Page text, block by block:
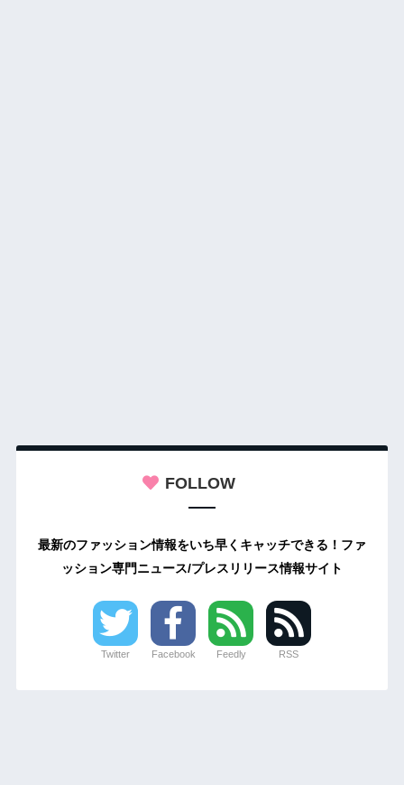
FOLLOW
最新のファッション情報をいち早くキャッチできる！ファ
ッション専門ニュース/プレスリリース情報サイト
Twitter Facebook Feedly RSS